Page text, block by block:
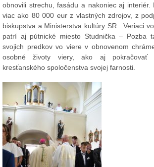
obnovili strechu, fasádu a nakoniec aj interiér.
viac ako 80 000 eur z vlastných zdrojov, z
biskupstva a Ministerstva kultúry SR. Veriaci
patrí aj pútnické miesto Studnička – Pozba
svojich predkov vo viere v obnovenom
osobné životy viery, ako aj pokračovať
kresťanského spoločenstva svojej farnosti.